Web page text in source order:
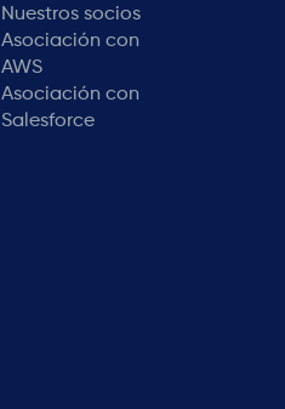
Nuestros socios
Asociación con
AWS
Asociación con
Salesforce